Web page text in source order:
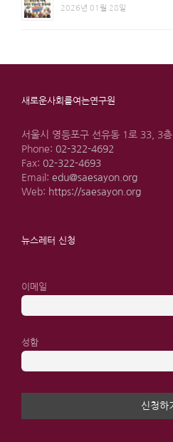
2026년 01월 28일
새로운사회를여는연구원
서울시 영등포구 선유동 1로 33, 3층
Phone: 02-322-4692
Fax: 02-322-4693
Email: edu@saesayon.org
Web: https://saesayon.org
뉴스레터 신청
이메일
성함